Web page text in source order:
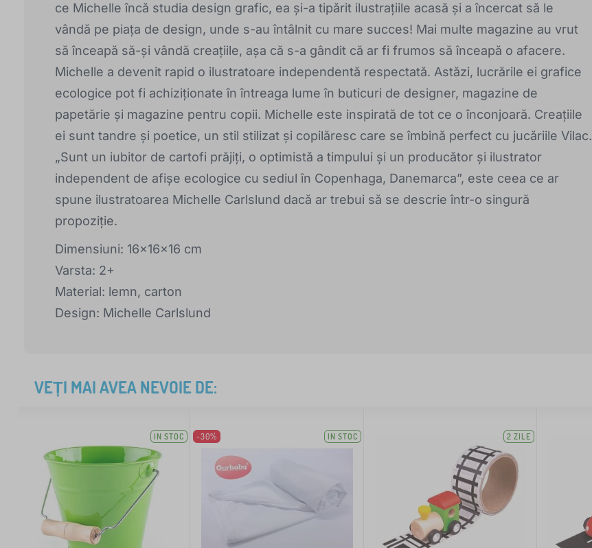
ce Michelle încă studia design grafic, ea și-a tipărit ilustrațiile acasă și a încercat să le
vândă pe piața de design, unde s-au întâlnit cu mare succes! Mai multe magazine au vrut
să înceapă să-și vândă creațiile, așa că s-a gândit că ar fi frumos să înceapă o afacere.
Michelle a devenit rapid o ilustratoare independentă respectată. Astăzi, lucrările ei grafice
ecologice pot fi achiziționate în întreaga lume în buticuri de designer, magazine de
papetărie și magazine pentru copii. Michelle este inspirată de tot ce o înconjoară. Creațiile
ei sunt tandre și poetice, un stil stilizat și copilăresc care se îmbină perfect cu jucăriile Vilac.
„Sunt un iubitor de cartofi prăjiți, o optimistă a timpului și un producător și ilustrator
independent de afișe ecologice cu sediul în Copenhaga, Danemarca”, este ceea ce ar
spune ilustratoarea Michelle Carlslund dacă ar trebui să se descrie într-o singură
propoziție.
Dimensiuni: 16x16x16 cm
Varsta: 2+
Material: lemn, carton
Design: Michelle Carlslund
VEȚI MAI AVEA NEVOIE DE:
IN STOC -30% IN STOC 2 ZILE